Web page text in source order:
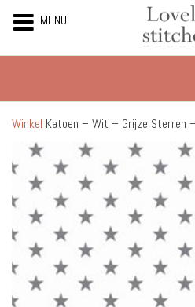
de
inhoud
Winkel Katoen – Wit – Grijze Sterren
MENU